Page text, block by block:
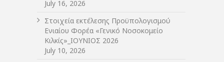
July 16, 2026
Στοιχεία εκτέλεσης Προϋπολογισμού
Ενιαίου Φορέα «Γενικό Νοσοκομείο
Κιλκίς»_ΙΟΥΝΙΟΣ 2026
July 10, 2026